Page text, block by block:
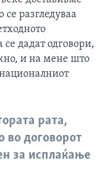
разгледуваа
се дадат одговори,
и на мене што
рата,
во договорот
за исплаќање